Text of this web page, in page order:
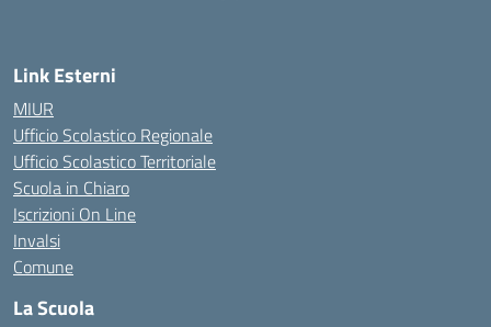
Link Esterni
MIUR
Ufficio Scolastico Regionale
Ufficio Scolastico Territoriale
Scuola in Chiaro
Iscrizioni On Line
Invalsi
Comune
La Scuola